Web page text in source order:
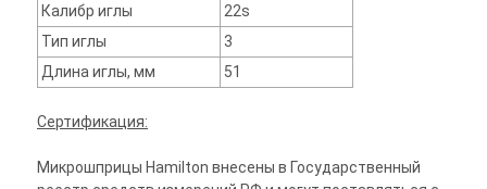
Калибр иглы
22s
Тип иглы
3
Длина иглы, мм
51
Сертификация:
Микрошприцы Hamilton внесены в Государственный